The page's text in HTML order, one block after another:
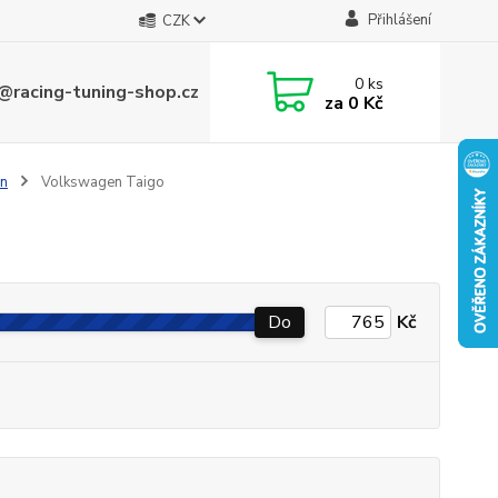
CZK Přihlášení
tuning-shop.cz 0ks
za 0 Kč
Volkswagen Taigo
Do Kč